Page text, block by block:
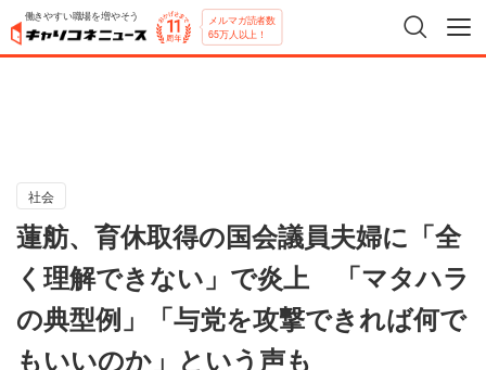
働きやすい職場を増やそう メルマガ読者数
65万人以上！
社会
蓮舫、育休取得の国会議員夫婦に「全
く理解できない」で炎上 「マタハラ
の典型例」「与党を攻撃できれば何で
もいいのか」という声も